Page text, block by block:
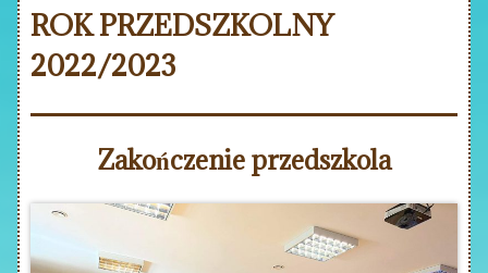
ROK PRZEDSZKOLNY
2022/2023
Zakończenie przedszkola